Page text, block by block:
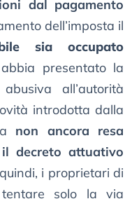
dal pagamento
dell’imposta il
sia occupato
presentato la
all’autorità
introdotta dalla
non ancora resa
decreto attuativo
i proprietari di
tentare solo la via